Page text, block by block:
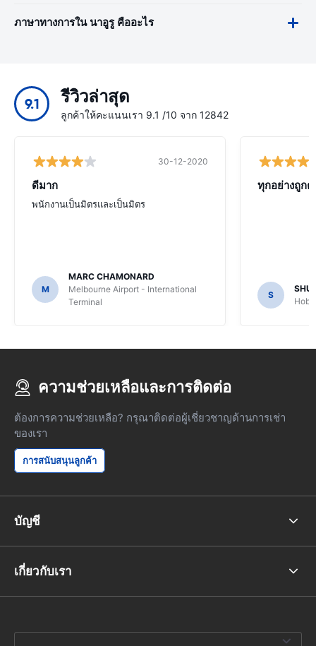
ภาษาทางการใน นาอูรู คืออะไร
9.1 รีวิวล่าสุด
ลูกค้าให้คะแนนเรา 9.1 /10 จาก 12842
30-12-2020
ดีมาก
พนักงานเป็นมิตรและเป็นมิตร
M
MARC CHAMONARD
Melbourne Airport - International
Terminal
ทุกอย่างถูกต้
S
ความช่วยเหลือและการติดต่อ
ต้องการความช่วยเหลือ? กรุณาติดต่อผู้เชี่ยวชาญด้านการเช่า
ของเรา
การสนับสนุนลูกค้า
บัญชี
เกี่ยวกับเรา